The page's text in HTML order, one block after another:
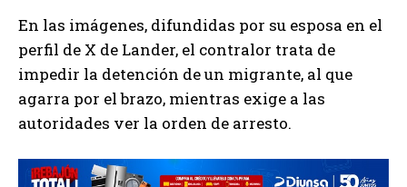
En las imágenes, difundidas por su esposa en el
perfil de X de Lander, el contralor trata de
impedir la detención de un migrante, al que
agarra por el brazo, mientras exige a las
autoridades ver la orden de arresto.